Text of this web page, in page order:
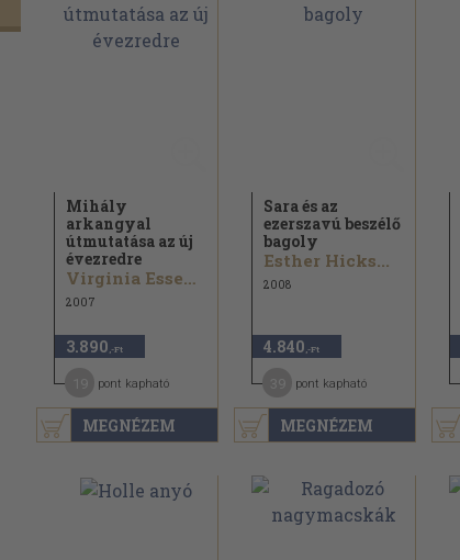
MEGNÉZEM
Mihály
arkangyal
útmutatása az új
évezredre
Virginia Essene...
2007
3.890 ,-Ft
pont kapható
MEGNÉZEM
Sara és az
ezerszavú beszélő
bagoly
Esther Hicks...
2008
4.840 ,-Ft
pont kapható